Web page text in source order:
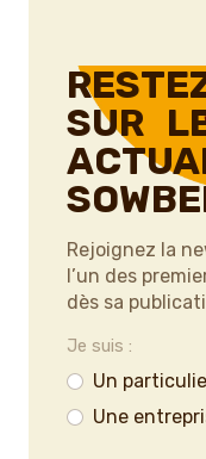
SUR
Rejoignez la
l’un des
dès sa
Je suis :
Un
Une